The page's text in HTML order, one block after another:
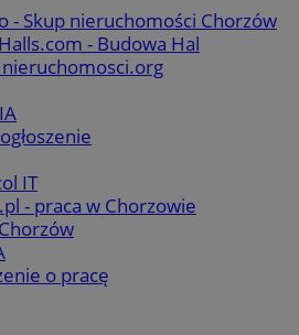
- Skup nieruchomości Chorzów
- Budowa Hal
nieruchomosci.org
IT
- praca w Chorzowie
o pracę